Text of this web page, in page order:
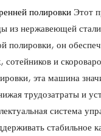
полировкиЭтот
из нержавеющей
полировки, он
и
эта машина
трудозатраты и
система
стабильное